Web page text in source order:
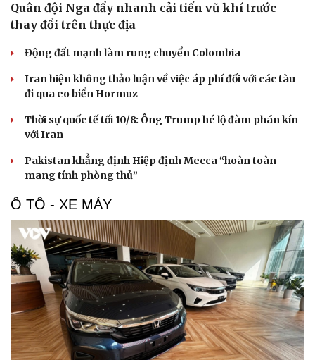
Quân đội Nga đẩy nhanh cải tiến vũ khí trước
thay đổi trên thực địa
Động đất mạnh làm rung chuyển Colombia
Iran hiện không thảo luận về việc áp phí đối với các tàu
đi qua eo biển Hormuz
Thời sự quốc tế tối 10/8: Ông Trump hé lộ đàm phán kín
với Iran
Pakistan khẳng định Hiệp định Mecca “hoàn toàn
mang tính phòng thủ”
Ô TÔ - XE MÁY